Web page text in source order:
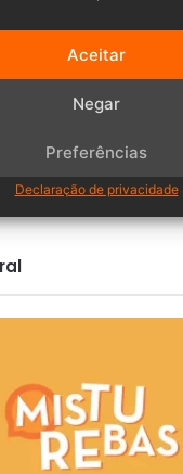
Aceitar
Negar
Preferências
Declaração de privacidade
Santa Catarina
Comentários